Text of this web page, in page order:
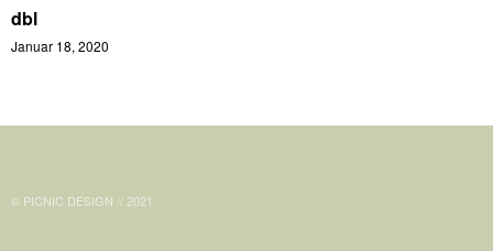
dbl
Januar 18, 2020
© PICNIC DESIGN // 2021